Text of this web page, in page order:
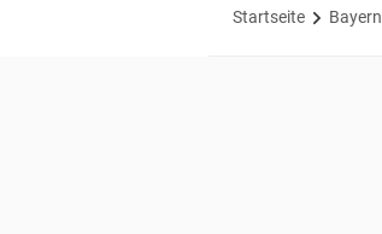
Startseite Bayern